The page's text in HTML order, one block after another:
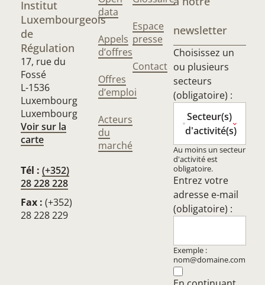
Institut
Luxembourgeois
de
Régulation
17, rue du
Fossé
L-1536
Luxembourg
Luxembourg
Voir sur la
carte
Tél : (+352)
28 228 228
Fax : (+352)
28 228 229
data
Appels
d’offres
Offres
d’emploi
Acteurs
du
marché
Espace
presse
Contact
newsletter
Choisissez un
ou plusieurs
secteurs
(obligatoire) :
Secteur(s)
d'activité(s)
Au moins un secteur
d'activité est
obligatoire.
Entrez votre
adresse e-mail
(obligatoire) :
Exemple :
nom@domaine.com